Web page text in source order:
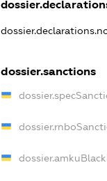
dossier.sanctions